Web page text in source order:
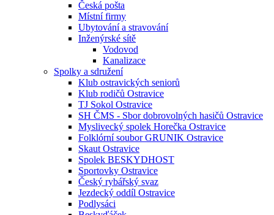
Česká pošta
Místní firmy
Ubytování a stravování
Inženýrské sítě
Vodovod
Kanalizace
Spolky a sdružení
Klub ostravických seniorů
Klub rodičů Ostravice
TJ Sokol Ostravice
SH ČMS - Sbor dobrovolných hasičů Ostravice
Myslivecký spolek Horečka Ostravice
Folklórní soubor GRUNIK Ostravice
Skaut Ostravice
Spolek BESKYDHOST
Sportovky Ostravice
Český rybářský svaz
Jezdecký oddíl Ostravice
Podlysáci